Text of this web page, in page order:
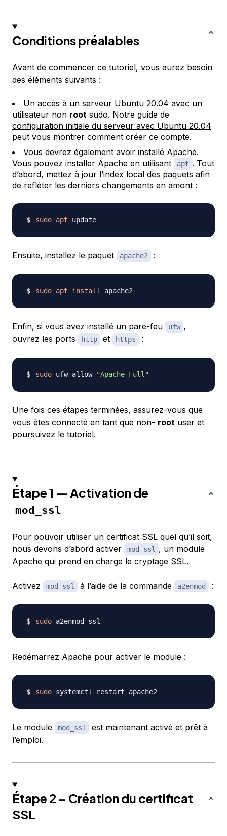
Conditions préalables
Avant de commencer ce tutoriel, vous aurez besoin
des éléments suivants :
Un accès à un serveur Ubuntu 20.04 avec un
utilisateur non root sudo. Notre guide de
configuration initiale du serveur avec Ubuntu 20.04
peut vous montrer comment créer ce compte.
Vous devrez également avoir installé Apache.
Vous pouvez installer Apache en utilisant
apt . Tout
d’abord, mettez à jour l’index local des paquets afin
de refléter les derniers changements en amont :
sudo apt
Ensuite, installez le paquet apache2 :
sudo apt install
Enfin, si vous avez installé un pare-feu ufw ,
ouvrez les ports
http et https :
sudo ufw allow "Apache Full"
Une fois ces étapes terminées, assurez-vous que
vous êtes connecté en tant que non- root user et
poursuivez le tutoriel.
Étape 1 — Activation de
mod_ssl
Pour pouvoir utiliser un certificat SSL quel qu’il soit,
nous devons d’abord activer
mod_ssl , un module
Apache qui prend en charge le cryptage SSL.
Activez mod_ssl à l’aide de la commande a2enmod :
sudo
Redémarrez Apache pour activer le module :
sudo
Le module mod_ssl
est maintenant activé et prêt à
l’emploi.
Étape 2 – Création du certificat
SSL